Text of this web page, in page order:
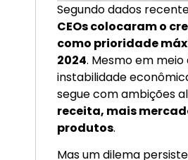
Segundo dados
CEOs colocaram o
como prioridade
2024. Mesmo em meio
instabilidade
segue com ambições
receita, mais
produtos.
Mas um dilema